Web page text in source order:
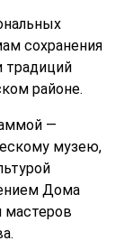
сохранения
традиций
районе.
—
музею,
Дома
мастеров